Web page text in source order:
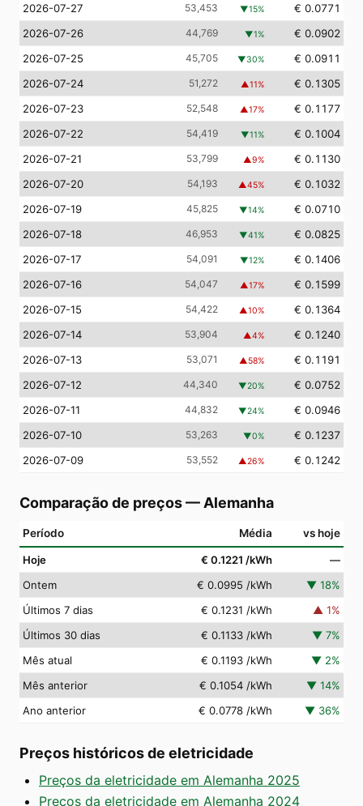
2026-07-27
53,453 ▼15%
€ 0.0771
2026-07-26
44,769 ▼1%
€ 0.0902
2026-07-25
45,705 ▼30%
€ 0.0911
2026-07-24
51,272 ▲11%
€ 0.1305
2026-07-23
52,548 ▲17%
€ 0.1177
2026-07-22
54,419 ▼11%
€ 0.1004
2026-07-21
53,799 ▲9%
€ 0.1130
2026-07-20
54,193 ▲45%
€ 0.1032
2026-07-19
45,825 ▼14%
€ 0.0710
2026-07-18
46,953 ▼41%
€ 0.0825
2026-07-17
54,091 ▼12%
€ 0.1406
2026-07-16
54,047 ▲17%
€ 0.1599
2026-07-15
54,422 ▲10%
€ 0.1364
2026-07-14
53,904 ▲4%
€ 0.1240
2026-07-13
53,071 ▲58%
€ 0.1191
2026-07-12
44,340 ▼20%
€ 0.0752
2026-07-11
44,832 ▼24%
€ 0.0946
2026-07-10
53,263 ▼0%
€ 0.1237
2026-07-09
53,552 ▲26% € 0.1242
Comparação de preços— Alemanha
Período Média vs hoje
Hoje € 0.1221 /kWh
—
Ontem
€ 0.0995 /kWh ▼ 18%
Últimos 7 dias
€ 0.1231 /kWh ▲ 1%
Últimos 30 dias
€ 0.1133 /kWh ▼ 7%
Mês atual
€ 0.1193 /kWh ▼ 2%
Mês anterior
€ 0.1054 /kWh ▼ 14%
Ano anterior
€ 0.0778 /kWh ▼ 36%
Preços históricos de eletricidade
Preços da eletricidade em Alemanha 2025
Preços da eletricidade em Alemanha 2024